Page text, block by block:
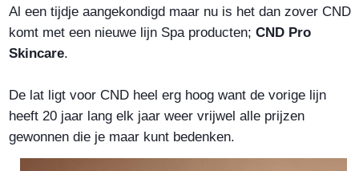
Al een tijdje aangekondigd maar nu is het dan zover CND
komt met een nieuwe lijn Spa producten; CND Pro
Skincare.
De lat ligt voor CND heel erg hoog want de vorige lijn
heeft 20 jaar lang elk jaar weer vrijwel alle prijzen
gewonnen die je maar kunt bedenken.